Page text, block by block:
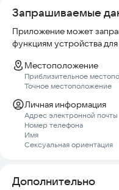
КОНФИДЕНЦИАЛЬНОСТЬ
Конфиденциальность
Запрашиваемые
Приложение может
функциям устройства
Местоположение
Приблизительное
Точное местоположение
Личная информация
Адрес электронной почты
Номер телефона
Имя
Сексуальная ориентация
Дополнительно